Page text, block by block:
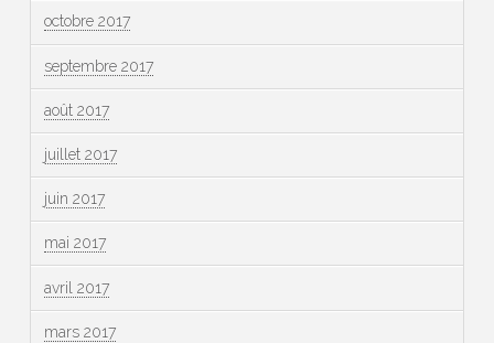
octobre 2017
septembre 2017
août 2017
juillet 2017
juin 2017
mai 2017
avril 2017
mars 2017